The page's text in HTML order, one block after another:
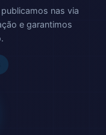
nas via
e garantimos